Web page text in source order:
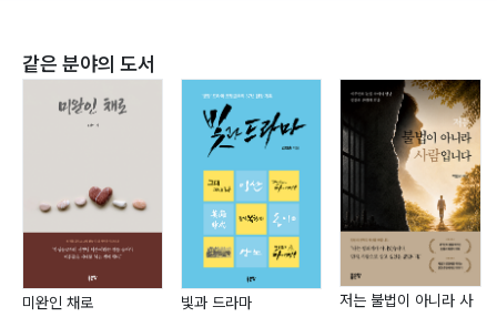
같은 분야의 도서
미완인 채로 빛과 드라마
저는 불법이 아니라 사